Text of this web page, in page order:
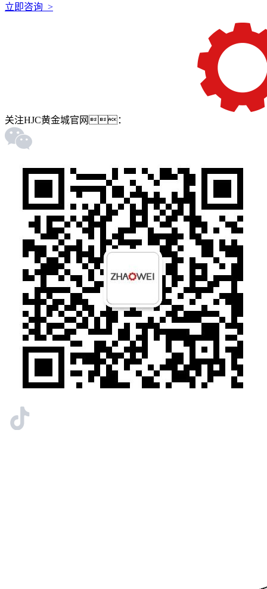
立即咨询 >
关注HJC黄金城官网：